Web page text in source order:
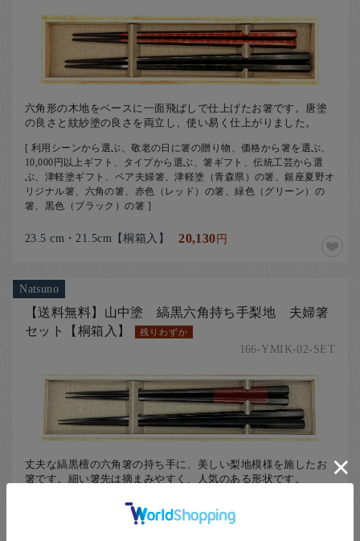
六角形の木地をベースに一面飛ばしで仕上げたお箸です。唐塗
の良さと紋紗塗の良さを両立し、使い易く仕上がりました。
[ 利用シーンから選ぶ、敬老の日に箸の贈り物、価格から箸を選ぶ、
10,000円以上ギフト、タイプから選ぶ、箸ギフト、伝統工芸から選
ぶ、津軽塗ギフト、ペア夫婦箸、津軽塗（青森県）の箸、銀座夏野オ
リジナル箸、六角の箸、赤色（レッド）の箸、緑色（グリーン）の
箸、黒色（ブラック）の箸 ]
23.5 cm・21.5cm【桐箱入】 20,130円
Natsuno
【送料無料】山中塗 縞黒六角持ち手梨地 夫婦箸
セット【桐箱入】
残りわずか
166-YMIK-02-SET
丈夫な縞黒檀の六角箸の持ち手に、美しい梨地模様を施したお
箸です。細い箸先は摘まみやすく、人気のある形状です。
[ ペア夫婦箸、山中塗（石川県）の箸、木製の箸、黒檀、六角の箸、
赤色（レッド）の箸、黒色（ブラック）の箸 ]